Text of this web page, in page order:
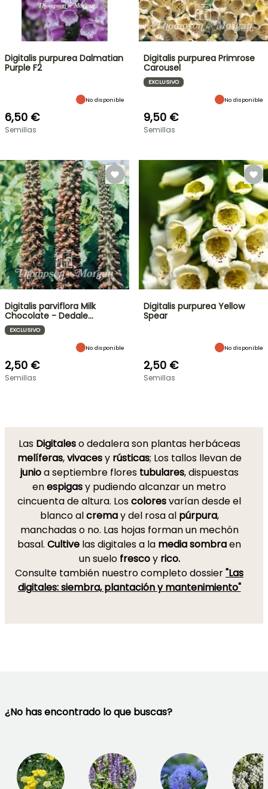
Digitalis purpurea Dalmatian
Purple F2
No disponible
6,50 €
Semillas
Digitalis purpurea Primrose
Carousel
EXCLUSIVO
No disponible
9,50 €
Semillas
Digitalis parviflora Milk
Chocolate - Dedale…
EXCLUSIVO
No disponible
2,50 €
Semillas
Digitalis purpurea Yellow
Spear
No disponible
2,50 €
Semillas
Las Digitaleso dedalera son plantas herbáceas
melíferas,vivacesy rústicas; Los tallos llevan de
junioa septiembre flores tubulares, dispuestas
enespigasy pudiendo alcanzar un metro
cincuenta de altura. Loscoloresvarían desde el
blanco alcremay del rosa al púrpura,
manchadas o no. Las hojas forman un mechón
basal. Cultive las digitales a la media sombraen
un suelo frescoy rico.
Consulte también nuestro completo dossier"Las
digitales: siembra, plantación y mantenimiento"
¿No has encontrado lo que buscas?